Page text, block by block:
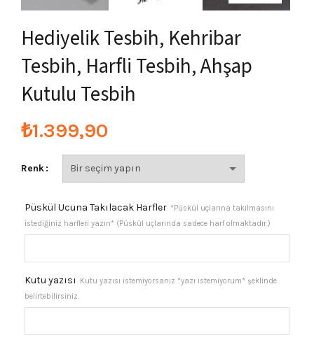
Hediyelik Tesbih, Kehribar
Tesbih, Harfli Tesbih, Ahşap
Kutulu Tesbih
₺1.399,90
Renk
Püskül Ucuna Takılacak Harfler *Püskül uçlarına takılmasını
istediğiniz harfleri yazın* (Püskül uçlarında sadece harf olmaktadır.)
Kutu yazısı
Kutu yazısı istemiyorsanız *yazı istemiyorum* şeklinde
belirtebilirsiniz.